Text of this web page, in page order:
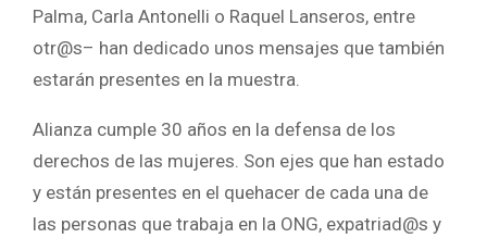
Palma, Carla Antonelli o Raquel Lanseros, entre
otr@s– han dedicado unos mensajes que también
estarán presentes en la muestra.
Alianza cumple 30 años en la defensa de los
derechos de las mujeres. Son ejes que han estado
y están presentes en el quehacer de cada una de
las personas que trabaja en la ONG, expatriad@s y